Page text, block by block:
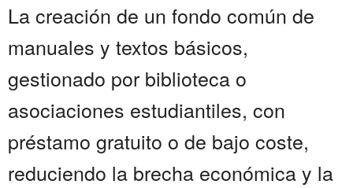
La creación de un fondo común de
manuales y textos básicos,
gestionado por biblioteca o
asociaciones estudiantiles, con
préstamo gratuito o de bajo coste,
reduciendo la brecha económica y la